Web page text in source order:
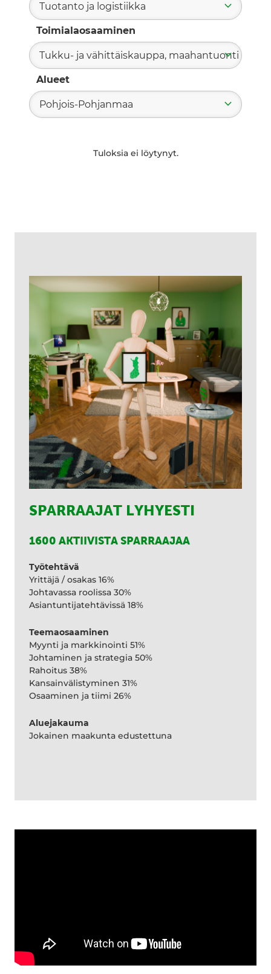
Tuotanto ja logistiikka
Toimialaosaaminen
Tukku- ja vähittäiskauppa, maahantuonti
Alueet
Pohjois-Pohjanmaa
Tuloksia ei löytynyt.
SPARRAAJAT LYHYESTI
1600 AKTIIVISTA SPARRAAJAA
Työtehtävä
Yrittäjä / osakas 16%
Johtavassa roolissa 30%
Asiantuntijatehtävissä 18%
Teemaosaaminen
Myynti ja markkinointi 51%
Johtaminen ja strategia 50%
Rahoitus 38%
Kansainvälistyminen 31%
Osaaminen ja tiimi 26%
Aluejakauma
Jokainen maakunta edustettuna